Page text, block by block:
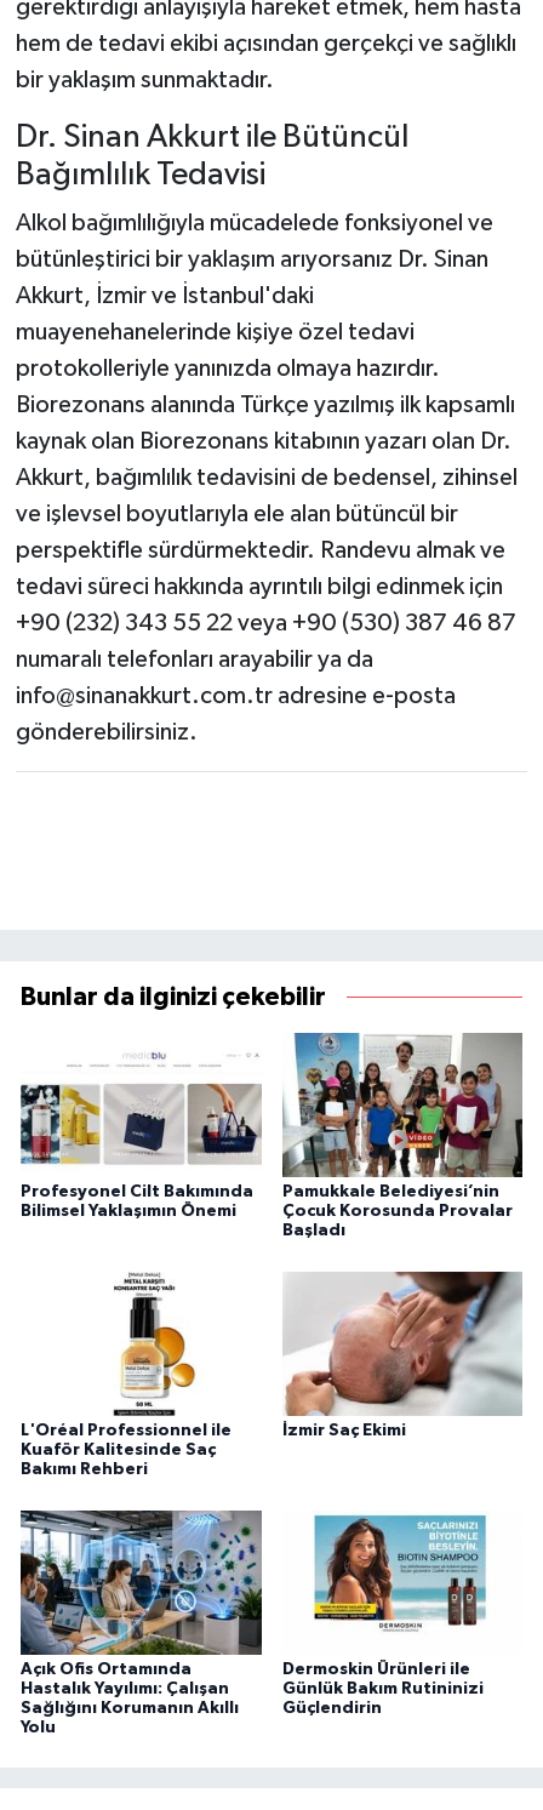
gerektirdiği anlayışıyla hareket etmek, hem hasta
hem de tedavi ekibi açısından gerçekçi ve sağlıklı
bir yaklaşım sunmaktadır.
Dr. Sinan Akkurt ile Bütüncül
Bağımlılık Tedavisi
Alkol bağımlılığıyla mücadelede fonksiyonel ve
bütünleştirici bir yaklaşım arıyorsanız Dr. Sinan
Akkurt, İzmir ve İstanbul'daki
muayenehanelerinde kişiye özel tedavi
protokolleriyle yanınızda olmaya hazırdır.
Biorezonans alanında Türkçe yazılmış ilk kapsamlı
kaynak olan Biorezonans kitabının yazarı olan Dr.
Akkurt, bağımlılık tedavisini de bedensel, zihinsel
ve işlevsel boyutlarıyla ele alan bütüncül bir
perspektifle sürdürmektedir. Randevu almak ve
tedavi süreci hakkında ayrıntılı bilgi edinmek için
+90 (232) 343 55 22 veya +90 (530) 387 46 87
numaralı telefonları arayabilir ya da
info@sinanakkurt.com.tradresine e-posta
gönderebilirsiniz.
Bunlar da ilginizi çekebilir
Profesyonel Cilt Bakımında
Bilimsel Yaklaşımın Önemi
Pamukkale Belediyesi’nin
Çocuk Korosunda Provalar
Başladı
L'Oréal Professionnel ile
Kuaför Kalitesinde Saç
Bakımı Rehberi
İzmir Saç Ekimi
Açık Ofis Ortamında
Hastalık Yayılımı: Çalışan
Sağlığını Korumanın Akıllı
Yolu
Dermoskin Ürünleri ile
Günlük Bakım Rutininizi
Güçlendirin